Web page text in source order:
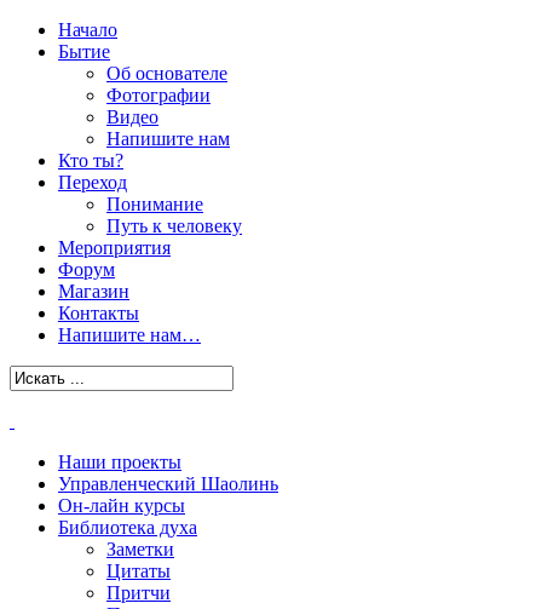
Начало
Бытие
Об основателе
Фотографии
Видео
Напишите нам
Кто ты?
Переход
Понимание
Путь к человеку
Мероприятия
Форум
Магазин
Контакты
Напишите нам…
Наши проекты
Управленческий Шаолинь
Он-лайн курсы
Библиотека духа
Заметки
Цитаты
Притчи